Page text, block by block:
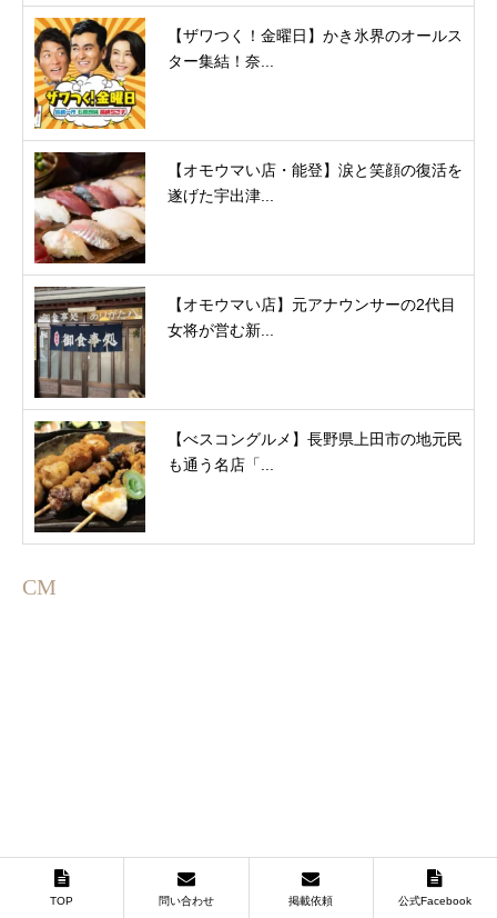
【ザワつく！金曜日】かき氷界のオールス
ター集結！奈...
【オモウマい店・能登】涙と笑顔の復活を
遂げた宇出津...
【オモウマい店】元アナウンサーの2代目
女将が営む新...
【べスコングルメ】長野県上田市の地元民
も通う名店「...
CM
TOP 問い合わせ 掲載依頼 公式Facebook